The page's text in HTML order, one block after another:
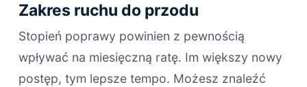
Zakres ruchu do przodu
Stopień poprawy powinien z pewnością
wpływać na miesięczną ratę. Im większy nowy
postęp, tym lepsze tempo. Możesz znaleźć